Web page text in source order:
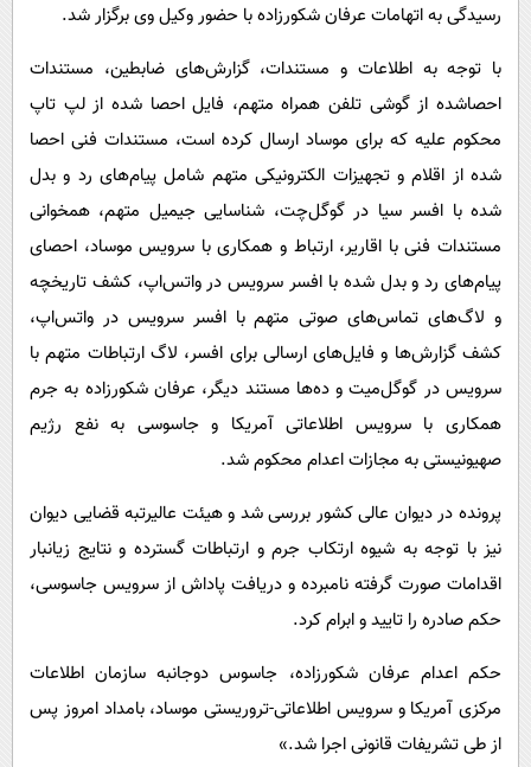
رسیدگی به اتهامات عرفان شکورزاده با حضور وکیل وی برگزار شد.
با توجه به اطلاعات و مستندات، گزارش‌های ضابطین، مستندات
احصاشده از گوشی تلفن همراه متهم، فایل احصا شده از لپ تاپ
محکوم علیه که برای موساد ارسال کرده است، مستندات فنی احصا
شده از اقلام و تجهیزات الکترونیکی متهم شامل پیام‌های رد و بدل
شده با افسر سیا در گوگل‌چت، شناسایی جیمیل متهم، همخوانی
مستندات فنی با اقاریر، ارتباط و همکاری با سرویس موساد، احصای
پیام‌های رد و بدل شده با افسر سرویس در واتس‌اپ، کشف تاریخچه
و لاگ‌های تماس‌های صوتی متهم با افسر سرویس در واتس‌اپ،
کشف گزارش‌ها و فایل‌های ارسالی برای افسر، لاگ ارتباطات متهم با
سرویس در گوگل‌میت و ده‌ها مستند دیگر، عرفان شکورزاده به جرم
همکاری با سرویس اطلاعاتی آمریکا و جاسوسی به نفع رژیم
صهیونیستی به مجازات اعدام محکوم شد.
پرونده در دیوان عالی کشور بررسی شد و هیئت عالیرتبه قضایی دیوان
نیز با توجه به شیوه ارتکاب جرم و ارتباطات گسترده و نتایج زیانبار
اقدامات صورت گرفته نامبرده و دریافت پاداش از سرویس جاسوسی،
حکم صادره را تایید و ابرام کرد.
حکم اعدام عرفان شکورزاده، جاسوس دوجانبه سازمان اطلاعات
مرکزی آمریکا و سرویس اطلاعاتی-تروریستی موساد، بامداد امروز پس
از طی تشریفات قانونی اجرا شد.»